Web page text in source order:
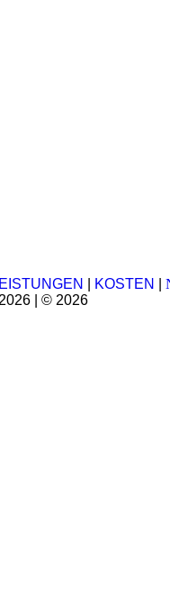
KOSTEN
| © 2026